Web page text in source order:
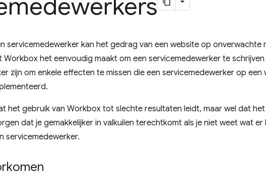
servicemedewerker kan het gedrag van een website op onverwachte
Workbox het eenvoudig maakt om een ​​servicemedewerker te
zijn om enkele effecten te missen die een servicemedewerker op een
het gebruik van Workbox tot slechte resultaten leidt, maar wel dat
dat je gemakkelijker in valkuilen terechtkomt als je niet weet wat er
servicemedewerker.